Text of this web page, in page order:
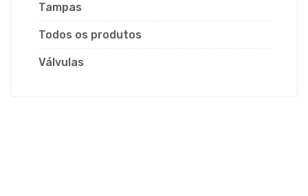
Tampas
Todos os produtos
Válvulas